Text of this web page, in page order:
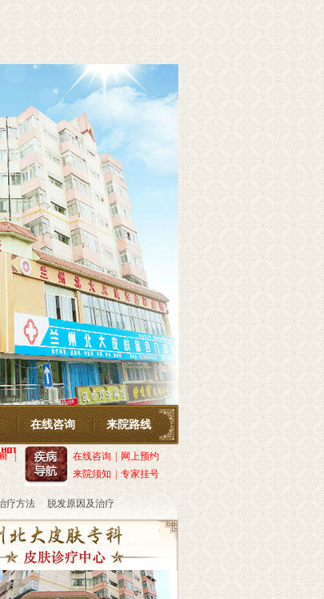
在线咨询 来院路线
|
在线咨询 |
网上预约
来院须知 | 专家挂号
疗方法 脱发原因及治疗